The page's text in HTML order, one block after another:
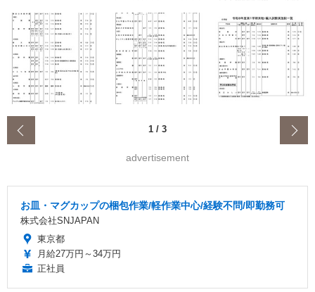
1 / 3
advertisement
お皿・マグカップの梱包作業/軽作業中心/経験不問/即勤務可
株式会社SNJAPAN
東京都
月給27万円～34万円
正社員